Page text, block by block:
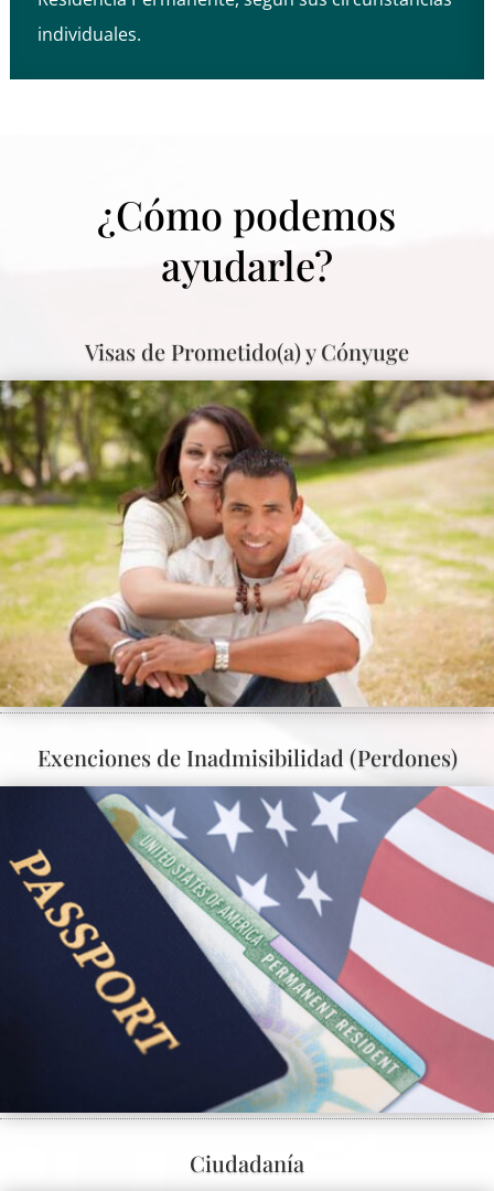
individuales.
¿Cómo podemos
ayudarle?
Visas de Prometido(a) y Cónyuge
Exenciones de Inadmisibilidad (Perdones)
Ciudadanía